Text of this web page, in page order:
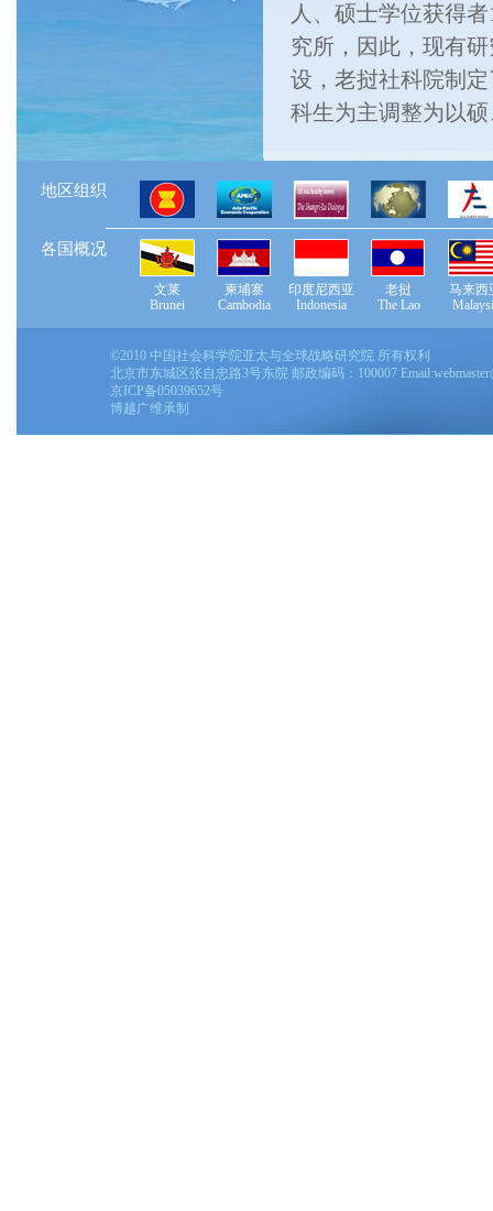
人、硕士学位获得
究所，因此，现有
设，老挝社科院制
科生为主调整为以
地区组织
各国概况
文莱
Brunei
柬埔寨
Cambodia
印度尼西亚
Indonesia
老挝
The Lao
马来西
©2010 中国社会科学院亚太与全球战略研究院 所有权利
北京市东城区张自忠路3号东院 邮政编码：100007 Email:
京ICP备05039652号
博越广维承制